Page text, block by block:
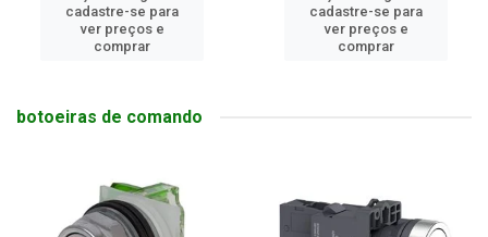
cadastre-se para
ver preços e
comprar
cadastre-se para
ver preços e
comprar
botoeiras de comando